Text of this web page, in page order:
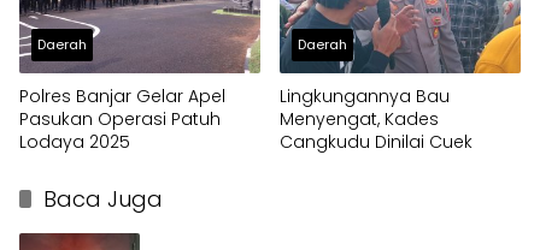
Daerah
Polres Banjar Gelar Apel
Pasukan Operasi Patuh
Lodaya 2025
Daerah
Lingkungannya Bau
Menyengat, Kades
Cangkudu Dinilai Cuek
Baca Juga